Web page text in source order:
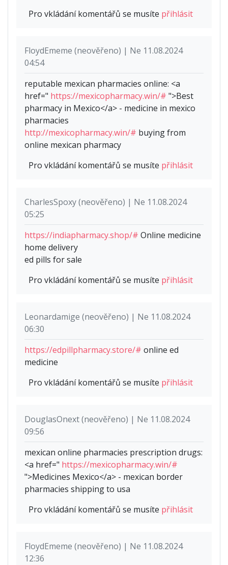
Pro vkládání komentářů se musíte přihlásit
FloydEmeme (neověřeno) | Ne 11.08.2024
04:54
reputable mexican pharmacies online: <a
href=" https://mexicopharmacy.win/# ">Best
pharmacy in Mexico</a> - medicine in mexico
pharmacies
http://mexicopharmacy.win/# buying from
online mexican pharmacy
Pro vkládání komentářů se musíte přihlásit
CharlesSpoxy (neověřeno) | Ne 11.08.2024
05:25
https://indiapharmacy.shop/# Online medicine
home delivery
ed pills for sale
Pro vkládání komentářů se musíte přihlásit
Leonardamige (neověřeno) | Ne 11.08.2024
06:30
https://edpillpharmacy.store/# online ed
medicine
Pro vkládání komentářů se musíte přihlásit
DouglasOnext (neověřeno) | Ne 11.08.2024
09:56
mexican online pharmacies prescription drugs:
<a href=" https://mexicopharmacy.win/#
">Medicines Mexico</a> - mexican border
pharmacies shipping to usa
Pro vkládání komentářů se musíte přihlásit
FloydEmeme (neověřeno) | Ne 11.08.2024
12:36